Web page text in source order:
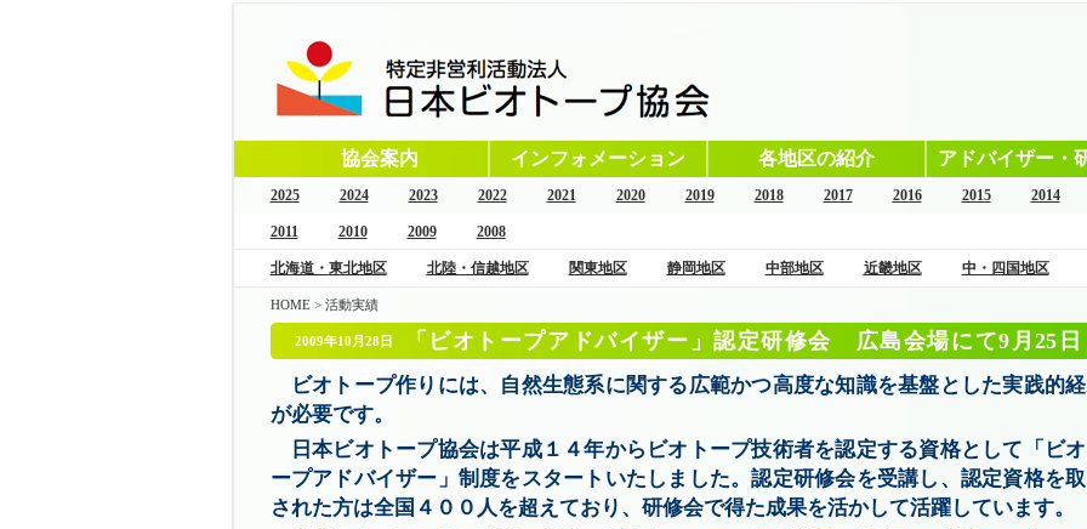
協会案内 インフォメーション 各地区の紹介 アドバイザー・
2025 2024 2023 2022 2021 2020 2019 2018 2017 2016 2015 2014
2011 2010 2009 2008
北海道・東北地区 北陸・信越地区 関東地区 静岡地区 中部地区 近畿地区 中・四国地区
HOME> 活動実績
2009年10月28日
「ビオトープアドバイザー」認定研修会 広島会場にて9月25日
（金）?9月27日（日）
ビオトープ作りには、自然生態系に関する広範かつ高度な知識を基盤とした実践的
が必要です。
日本ビオトープ協会は平成１４年からビオトープ技術者を認定する資格として「ビ
ープアドバイザー」制度をスタートいたしました。認定研修会を受講し、認定資格を
された方は全国４００人を超えており、研修会で得た成果を活かして活躍しています。